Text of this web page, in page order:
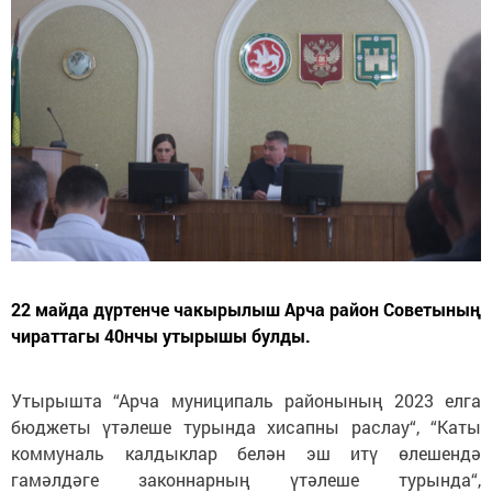
22 майда дүртенче чакырылыш Арча район Советының
чираттагы 40нчы утырышы булды.
Утырышта “Арча муниципаль районының 2023 елга
бюджеты үтәлеше турында хисапны раслау“, “Каты
коммуналь калдыклар белән эш итү өлешендә
гамәлдәге законнарның үтәлеше турында“,